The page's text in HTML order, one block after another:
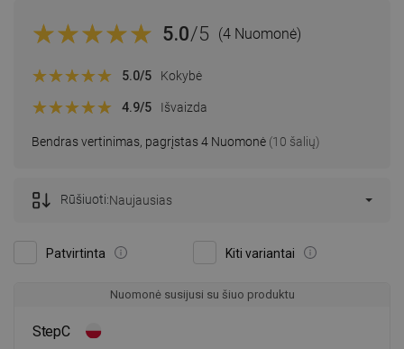
5.0/5 (4 Nuomonė)
Bendras vertinimas, pagrįstas 4 Nuomonė (10 šalių)
5.0/5 Kokybė
4.9/5 Išvaizda
Patvirtinta Kiti variantai
Rūšiuoti:Naujausias
Nuomonė susijusi su šiuo produktu
StepC